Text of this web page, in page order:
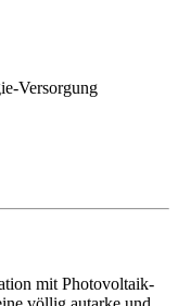
Versorgung
mit Photovoltaik-